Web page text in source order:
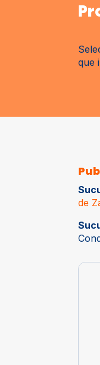
que
de